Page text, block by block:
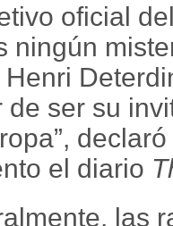
oficial
ningún
Henri
de ser su
el diario
las